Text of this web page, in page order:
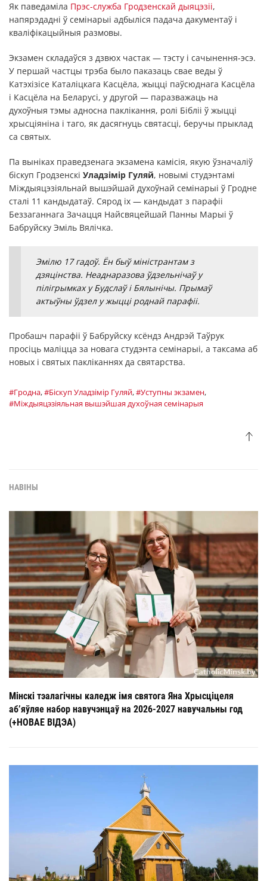
Як паведаміла Прэс-служба Гродзенскай дыяцэзіі,
напярэдадні ў семінарыі адбыліся падача дакументаў і
кваліфікацыйныя размовы.
Экзамен складаўся з дзвюх частак — тэсту і сачынення-эсэ.
У першай частцы трэба было паказаць свае веды ў
Катэхізісе Каталіцкага Касцёла, жыцці паўсюднага Касцёла
і Касцёла на Беларусі, у другой — паразважаць на
духоўныя тэмы адносна паклікання, ролі Бібліі ў жыцці
хрысціяніна і таго, як дасягнуць святасці, беручы прыклад
са святых.
Па выніках праведзенага экзамена камісія, якую ўзначаліў
біскуп Гродзенскі Уладзімір Гуляй, новымі студэнтамі
Міждыяцэзіяльнай вышэйшай духоўнай семінарыі ў Гродне
сталі 11 кандыдатаў. Сярод іх — кандыдат з парафіі
Беззаганнага Зачацця Найсвяцейшай Панны Марыі ў
Бабруйску Эміль Вялічка.
Эмілю 17 гадоў. Ён быў міністрантам з
дзяцінства. Неаднаразова ўдзельнічаў у
пілігрымках у Будслаў і Бялынічы. Прымаў
актыўны ўдзел у жыцці роднай парафіі.
Пробашч парафіі ў Бабруйску ксёндз Андрэй Таўрук
просіць маліцца за новага студэнта семінарыі, а таксама аб
новых і святых пакліканнях да святарства.
#Гродна,#Біскуп Уладзімір Гуляй,#Уступны экзамен,
#Міждыяцэзіяльная вышэйшая духоўная семінарыя
НАВІНЫ
Мінскі тэалагічны каледж імя святога Яна Хрысціцеля
аб’яўляе набор навучэнцаў на 2026-2027 навучальны год
(+НОВАЕ ВІДЭА)